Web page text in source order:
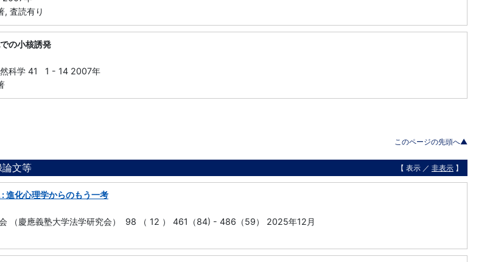
, 査読有り
の小核誘発
科学 41 1 - 14 2007年
このページの先頭へ▲
論文等 【 表示 ／ 非表示 】
進化心理学からのもう一考
（慶應義塾大学法学研究会） 98 （ 12 ） 461（84) - 486（59） 2025年12月